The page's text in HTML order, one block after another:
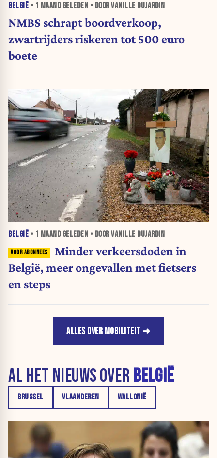
BELGIË • 1 MAANDGELEDEN • DOOR VANILLE DUJARDIN
NMBS schrapt boordverkoop,
zwartrijders riskeren tot 500 euro
boete
BELGIË • 1 MAANDGELEDEN • DOOR VANILLE DUJARDIN
Minder verkeersdoden in
België, meer ongevallen met fietsers
en steps
ALLES OVER MOBILITEIT
AL HET NIEUWS OVER BELGIË
BRUSSEL VLAANDEREN WALLONIË